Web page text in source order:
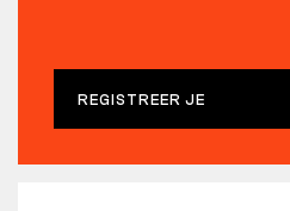
REGISTREER JE